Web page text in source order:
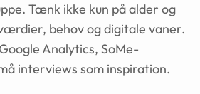
Tænk ikke kun på alder og
behov og digitale vaner.
Analytics, SoMe-
interviews som inspiration.